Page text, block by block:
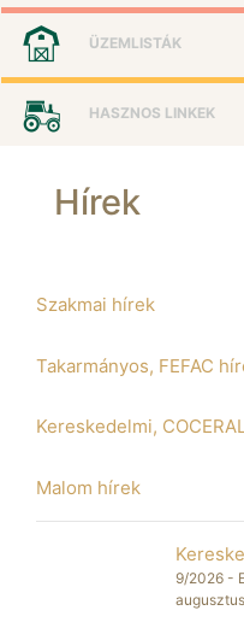
ÜZEMLISTÁK
HASZNOS LINKEK
Hírek
Szakmai hírek
Takarmányos, FEFAC
Kereskedelmi,
Malom hírek
9/2026 -